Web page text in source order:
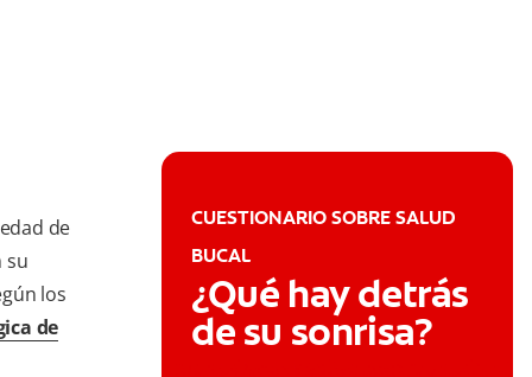
de
su
los
de
CUESTIONARIO SOBRE SALUD
BUCAL
¿Qué hay detrás
de su sonrisa?